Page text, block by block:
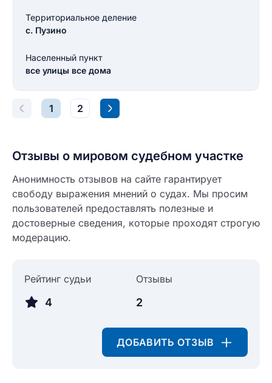
Территориальное деление
с. Пузино
Населенный пункт
все улицы все дома
1 2
Отзывы о мировом судебном участке
Анонимность отзывов на сайте гарантирует
свободу выражения мнений о судах. Мы просим
пользователей предоставлять полезные и
достоверные сведения, которые проходят строгую
модерацию.
Рейтинг судьи
4
Отзывы
2
ДОБАВИТЬ ОТЗЫВ
Введите свой e-mail
Текст отзыва
Как вы оцените судебный участок?
ОСТАВИТЬ ОТЗЫВ
Введите свое имя
Введите свой номер телефона
Ответ на отзыв
0/500
разрешить публикацию отзыва
НАЙТИ МЕНЯ
ЗАКРЫТЬ СОХРАНИТЬ